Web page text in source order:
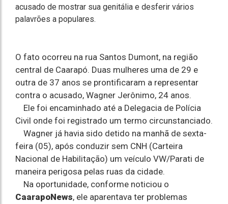
acusado de mostrar sua genitália e desferir vários
palavrões a populares.
O fato ocorreu na rua Santos Dumont, na região
central de Caarapó. Duas mulheres uma de 29 e
outra de 37 anos se prontificaram a representar
contra o acusado, Wagner Jerônimo, 24 anos.
Ele foi encaminhado até a Delegacia de Polícia
Civil onde foi registrado um termo circunstanciado.
Wagner já havia sido detido na manhã de sexta-
feira (05), após conduzir sem CNH (Carteira
Nacional de Habilitação) um veículo VW/Parati de
maneira perigosa pelas ruas da cidade.
Na oportunidade, conforme noticiou o
CaarapoNews, ele aparentava ter problemas